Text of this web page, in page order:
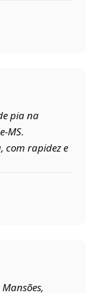
pia na
com rapidez e